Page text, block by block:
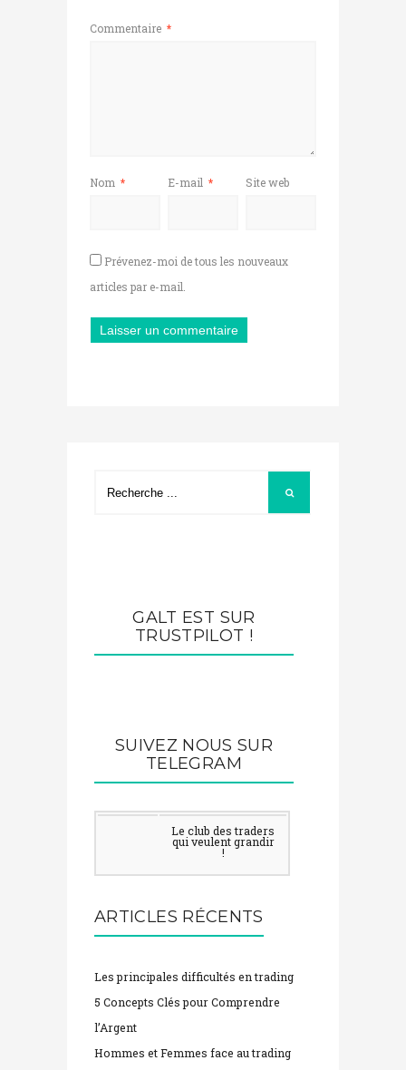
Commentaire *
Nom * E-mail * Site web
Prévenez-moi de tous les nouveaux
articles par e-mail.
GALT EST SUR
TRUSTPILOT !
SUIVEZ NOUS SUR
TELEGRAM
Le club des traders
qui veulent grandir
!
ARTICLES RÉCENTS
Les principales difficultés en trading
5 Concepts Clés pour Comprendre
l’Argent
Hommes et Femmes face au trading